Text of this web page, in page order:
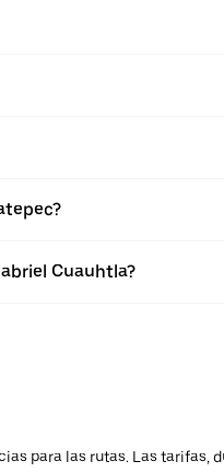
Cuauhtla?
para las rutas. Las tarifas,